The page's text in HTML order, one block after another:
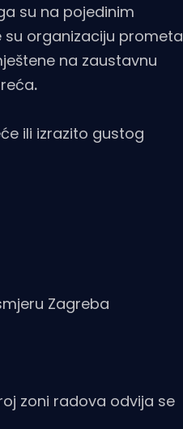
su na pojedinim
organizaciju prometa
na zaustavnu
.
ili izrazito gustog
Zagreba
radova odvija se